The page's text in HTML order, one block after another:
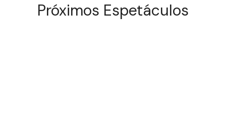
Próximos Espetáculos